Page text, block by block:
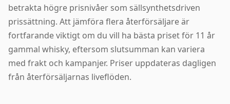
betrakta högre prisnivåer som sällsynthetsdriven
prissättning. Att jämföra flera återförsäljare är
fortfarande viktigt om du vill ha bästa priset för 11 år
gammal whisky, eftersom slutsumman kan variera
med frakt och kampanjer. Priser uppdateras dagligen
från återförsäljarnas liveflöden.